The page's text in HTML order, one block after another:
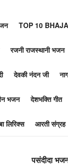
TOP 10
रजनी राजस्थानी भजन
देवकी नंदन जी
भजन देशभक्ति गीत
लिरिक्स आरती संग्रह
पसंदीदा